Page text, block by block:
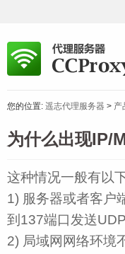
您的位置: 遥志代理服务器 > 产
为什么出现IP/
这种情况一般有以
1) 服务器或者客户
到137端口发送
2) 局域网网络环境